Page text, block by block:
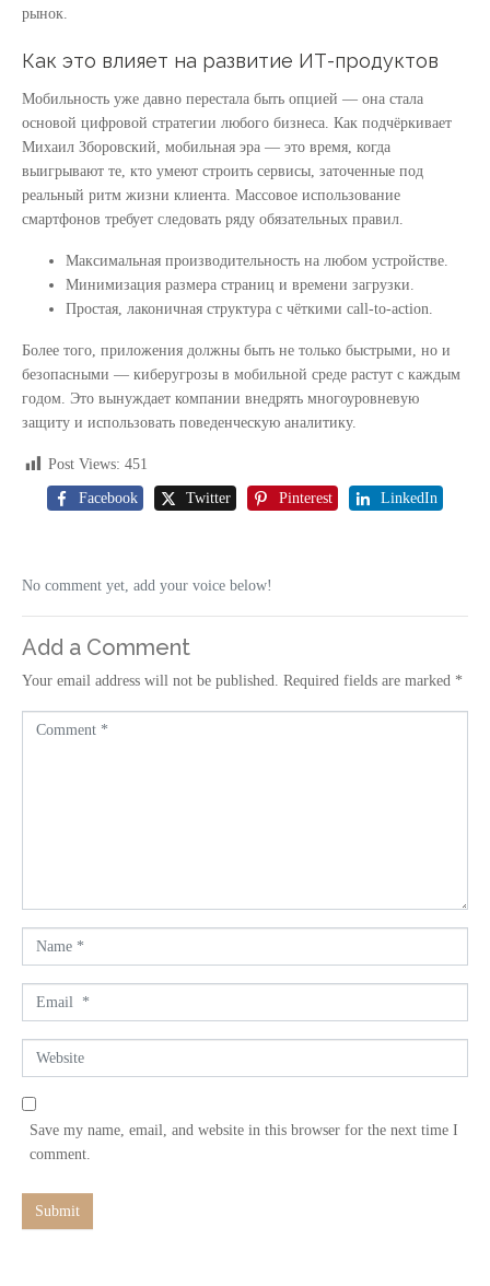
рынок.
Как это влияет на развитие ИТ-продуктов
Мобильность уже давно перестала быть опцией — она стала
основой цифровой стратегии любого бизнеса. Как подчёркивает
Михаил Зборовский, мобильная эра — это время, когда
выигрывают те, кто умеют строить сервисы, заточенные под
реальный ритм жизни клиента. Массовое использование
смартфонов требует следовать ряду обязательных правил.
Максимальная производительность на любом устройстве.
Минимизация размера страниц и времени загрузки.
Простая, лаконичная структура с чёткими call-to-action.
Более того, приложения должны быть не только быстрыми, но и
безопасными — киберугрозы в мобильной среде растут с каждым
годом. Это вынуждает компании внедрять многоуровневую
защиту и использовать поведенческую аналитику.
Post Views: 451
Facebook Twitter Pinterest LinkedIn
No comment yet, add your voice below!
Add a Comment
Your email address will not be published. Required fields are marked *
a
m
m
a
*
e
b
e
Save my name, email, and website in this browser for the next time I
comment.
Submit